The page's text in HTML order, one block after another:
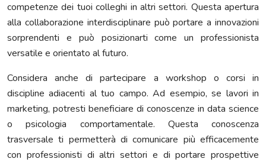
competenze dei tuoi colleghi in altri settori. Questa apertura
alla collaborazione interdisciplinare può portare a innovazioni
sorprendenti e può posizionarti come un professionista
versatile e orientato al futuro.
Considera anche di partecipare a workshop o corsi in
discipline adiacenti al tuo campo. Ad esempio, se lavori in
marketing, potresti beneficiare di conoscenze in data science
o psicologia comportamentale. Questa conoscenza
trasversale ti permetterà di comunicare più efficacemente
con professionisti di altri settori e di portare prospettive